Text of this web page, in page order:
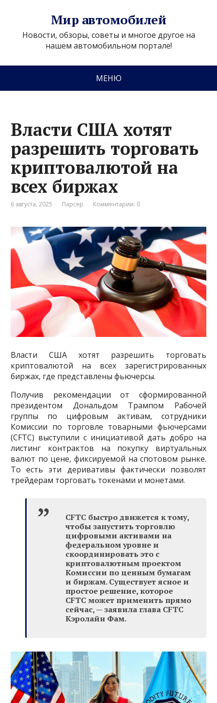
Мир автомобилей
Новости, обзоры, советы и многое другое на
нашем автомобильном портале!
МЕНЮ
Власти США хотят
разрешить торговать
криптовалютой на
всех биржах
6 августа, 2025 Парсер Комментарии: 0
Власти США хотят разрешить торговать
криптовалютой на всех зарегистрированных
биржах, где представлены фьючерсы.
Получив рекомендации от сформированной
президентом Дональдом Трампом Рабочей
группы по цифровым активам, сотрудники
Комиссии по торговле товарными фьючерсами
(CFTC) выступили с инициативой дать добро на
листинг контрактов на покупку виртуальных
валют по цене, фиксируемой на спотовом рынке.
То есть эти деривативы фактически позволят
трейдерам торговать токенами и монетами.
CFTC быстро движется к тому,
чтобы запустить торговлю
цифровыми активами на
федеральном уровне и
скоординировать это с
криптовалютным проектом
Комиссии по ценным бумагам
и биржам. Существует ясное и
простое решение, которое
CFTC может применить прямо
сейчас, — заявила глава CFTC
Кэролайн Фам.